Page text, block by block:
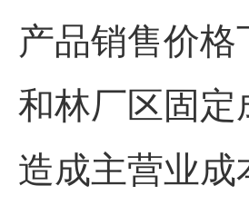
产品销售价
和林厂区固
造成主营业